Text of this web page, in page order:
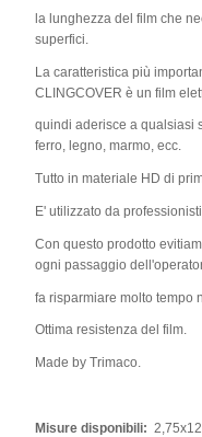
la lunghezza del film che
superfici.
La caratteristica più
CLINGCOVER è un film
quindi aderisce a qualsiasi
ferro, legno, marmo, ecc.
Tutto in materiale HD di
E' utilizzato da
Con questo prodotto
ogni passaggio
fa risparmiare molto tempo
Ottima resistenza del film.
Made by Trimaco.
Misure disponibili: